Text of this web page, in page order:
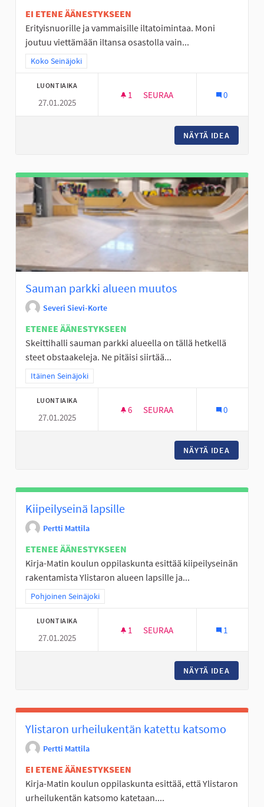
EI ETENE ÄÄNESTYKSEEN
Erityisnuorille ja vammaisille iltatoimintaa. Moni
joutuu viettämään iltansa osastolla vain...
Rajaa tulokset teeman mukaan: Koko Seinäjoki
Koko Seinäjoki
LUONTIAIKA
27.01.2025
1 1 SEURAAJA
SEURAA 0
NÄYTÄ IDEA
Sauman parkki alueen muutos
Severi Sievi-Korte
ETENEE ÄÄNESTYKSEEN
Skeittihalli sauman parkki alueella on tällä hetkellä
steet obstaakeleja. Ne pitäisi siirtää...
Rajaa tulokset teeman mukaan: Itäinen Seinäjoki
Itäinen Seinäjoki
LUONTIAIKA
27.01.2025
6 6 SEURAAJAA
SEURAA 0
NÄYTÄ IDEA
Kiipeilyseinä lapsille
Pertti Mattila
ETENEE ÄÄNESTYKSEEN
Kirja-Matin koulun oppilaskunta esittää kiipeilyseinän
rakentamista Ylistaron alueen lapsille ja...
Rajaa tulokset teeman mukaan: Pohjoinen Seinäjoki
Pohjoinen Seinäjoki
LUONTIAIKA
27.01.2025
1 1 SEURAAJA
SEURAA 1
NÄYTÄ IDEA
Ylistaron urheilukentän katettu katsomo
Pertti Mattila
EI ETENE ÄÄNESTYKSEEN
Kirja-Matin koulun oppilaskunta esittää, että Ylistaron
urheilukentän katsomo katetaan....